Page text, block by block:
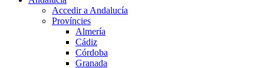
Accedir a Andalucía
Províncies
Almería
Cádiz
Córdoba
Granada